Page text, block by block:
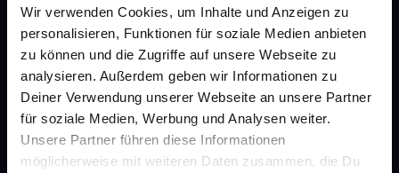
Wir verwenden Cookies, um Inhalte und Anzeigen zu
personalisieren, Funktionen für soziale Medien anbieten
zu können und die Zugriffe auf unsere Webseite zu
analysieren. Außerdem geben wir Informationen zu
Deiner Verwendung unserer Webseite an unsere Partner
für soziale Medien, Werbung und Analysen weiter.
Unsere Partner führen diese Informationen
möglicherweise mit weiteren Daten zusammen, die Du
gesund.de
Über uns
Karriere
Newsletter
Barrierefreiheitserklärung